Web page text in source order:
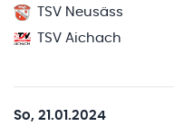
TSV Neusäss
TSV Aichach
So, 21.01.2024